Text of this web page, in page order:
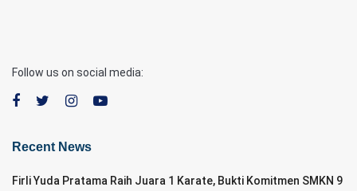
Follow us on social media:
Recent News
Firli Yuda Pratama Raih Juara 1 Karate, Bukti Komitmen SMKN 9